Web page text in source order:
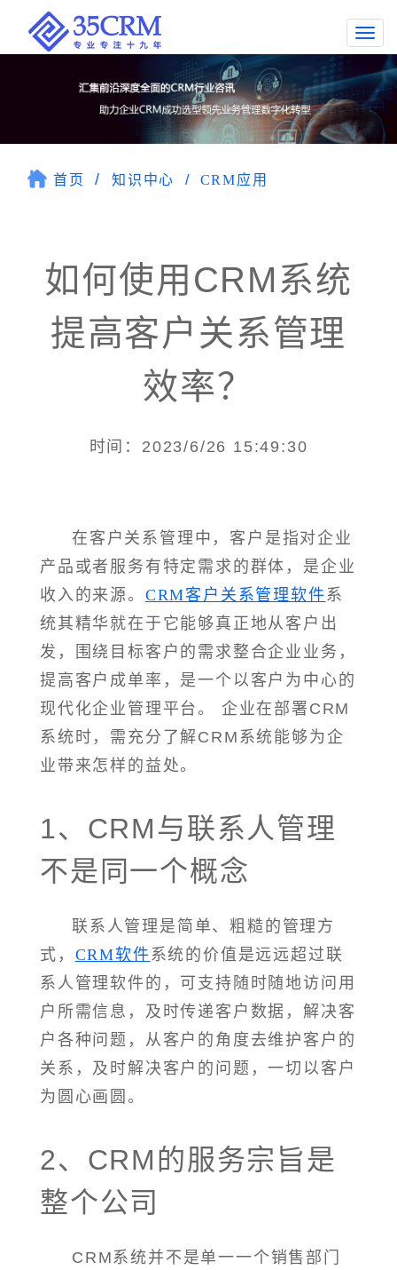
首页 知识中心 CRM应用
如何使用CRM系统
提高客户关系管理
效率？
时间：2023/6/26 15:49:30
在客户关系管理中，客户是指对企业
产品或者服务有特定需求的群体，是企业
收入的来源。 CRM客户关系管理软件系
统其精华就在于它能够真正地从客户出
发，围绕目标客户的需求整合企业业务，
提高客户成单率，是一个以客户为中心的
现代化企业管理平台。 企业在部署CRM
系统时，需充分了解CRM系统能够为企
业带来怎样的益处。
1、CRM与联系人管理
不是同一个概念
联系人管理是简单、粗糙的管理方
式， CRM软件系统的价值是远远超过联
系人管理软件的，可支持随时随地访问用
户所需信息，及时传递客户数据，解决客
户各种问题，从客户的角度去维护客户的
关系，及时解决客户的问题，一切以客户
为圆心画圆。
2、CRM的服务宗旨是
整个公司
CRM系统并不是单一一个销售部门